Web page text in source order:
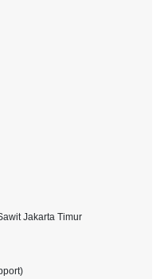
Jakarta Timur